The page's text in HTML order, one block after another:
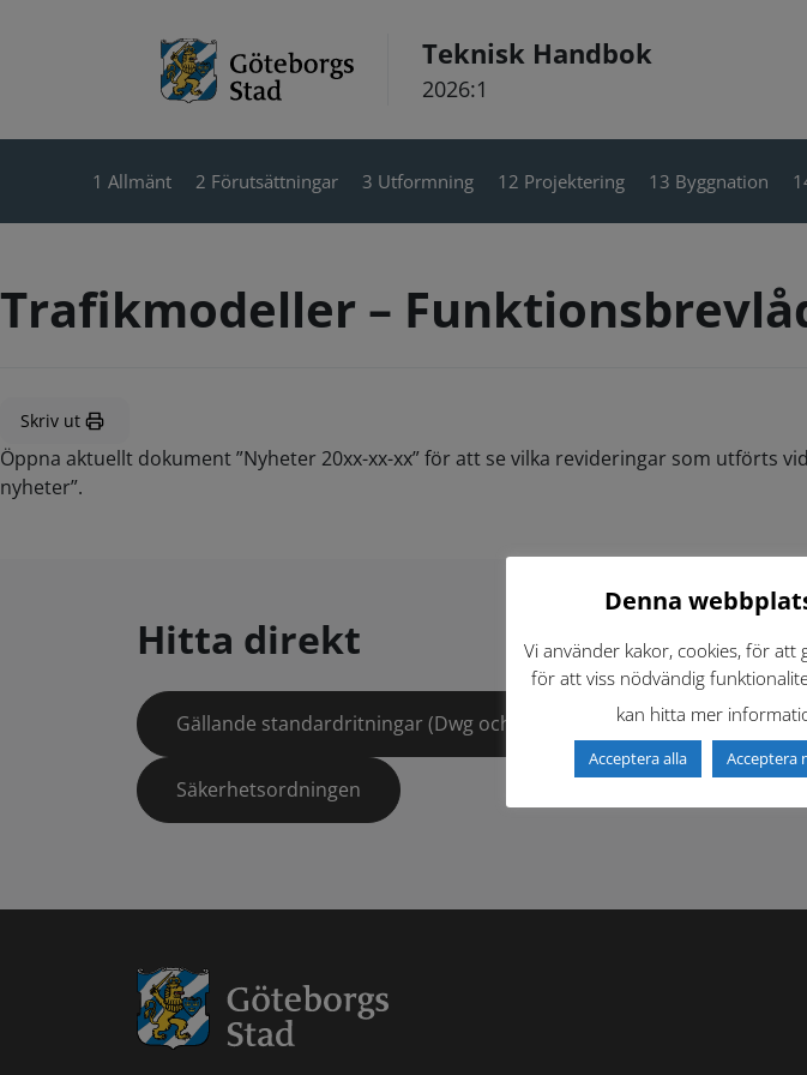
Teknisk Handbok
2026:1
1 Allmänt 2 Förutsättningar 3 Utformning 12 Projektering 13 Byggnation
Trafikmodeller –
Skriv ut
Öppna aktuellt dokument ”Nyheter 20xx-xx-xx” för att se vilka revideringar som
nyheter”.
Hitta direkt
Gällande standardritningar (Dwg och pdf) Dokumentbibliotek
Säkerhetsordningen
Denna
Vi använder kakor, cookies, för
för att viss nödvändig
kan hitta mer
Acceptera alla Acceptera